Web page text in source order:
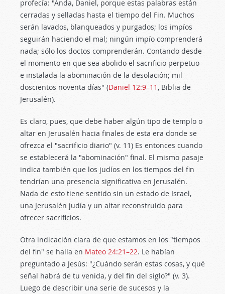
profecía: "Anda, Daniel, porque estas palabras están
cerradas y selladas hasta el tiempo del Fin. Muchos
serán lavados, blanqueados y purgados; los impíos
seguirán haciendo el mal; ningún impío comprenderá
nada; sólo los doctos comprenderán. Contando desde
el momento en que sea abolido el sacrificio perpetuo
e instalada la abominación de la desolación; mil
doscientos noventa días" (Daniel 12:9–11 , Biblia de
Jerusalén).
Es claro, pues, que debe haber algún tipo de templo o
altar en Jerusalén hacia finales de esta era donde se
ofrezca el "sacrificio diario" (v. 11) Es entonces cuando
se establecerá la "abominación" final. El mismo pasaje
indica también que los judíos en los tiempos del fin
tendrían una presencia significativa en Jerusalén.
Nada de esto tiene sentido sin un estado de Israel,
una Jerusalén judía y un altar reconstruido para
ofrecer sacrificios.
Otra indicación clara de que estamos en los "tiempos
del fin" se halla en Mateo 24:21–22. Le habían
preguntado a Jesús: "¿Cuándo serán estas cosas, y qué
señal habrá de tu venida, y del fin del siglo?" (v. 3).
Luego de describir una serie de sucesos y la